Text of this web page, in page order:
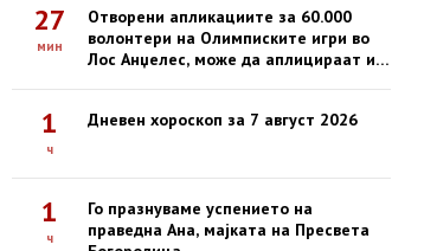
27
мин
Отворени апликациите за 60.000
волонтери на Олимписките игри во
Лос Анџелес, може да аплицираат и
1
ч
Дневен хороскоп за 7 август 2026
1
ч
Го празнуваме успението на
праведна Ана, мајката на Пресвета